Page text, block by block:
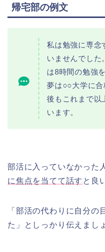
帰宅部の例文
私は勉強に専念
いませんでした
は8時間の勉強
夢は○○大学に
後もこれまで以
います。
部活に入っていなかった
に焦点を当てて話す と良
「部活の代わりに自分の
た」としっかり伝えまし